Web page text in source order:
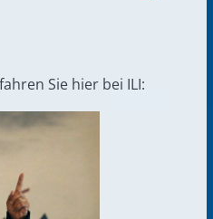
Sie hier bei ILI: